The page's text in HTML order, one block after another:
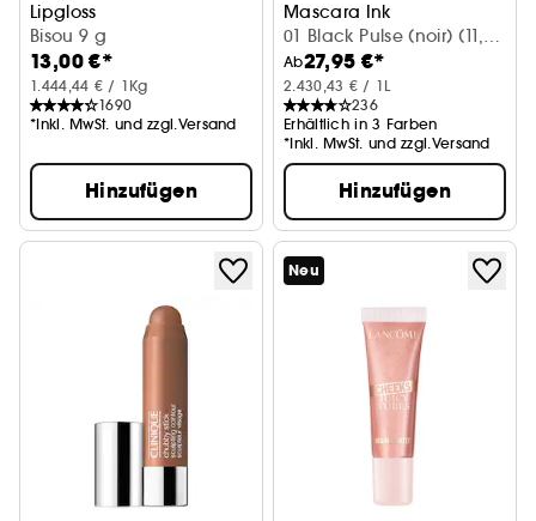
Lipgloss
Bisou 9 g
13,00 €*
1.444,44 € / 1Kg
1690
*Inkl. MwSt. und zzgl.Versand
Hinzufügen
Mascara Ink
01 Black Pulse (noir) (11,5
ml)
Ab27,95 €*
2.430,43 € / 1L
236
Erhältlich in 3 Farben
*Inkl. MwSt. und zzgl.Versand
Hinzufügen
Neu